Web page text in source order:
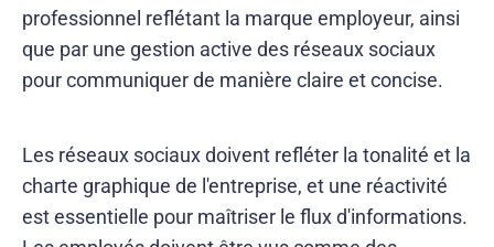
professionnel reflétant la marque employeur, ainsi
que par une gestion active des réseaux sociaux
pour communiquer de manière claire et concise.
Les réseaux sociaux doivent refléter la tonalité et la
charte graphique de l'entreprise, et une réactivité
est essentielle pour maîtriser le flux d'informations.